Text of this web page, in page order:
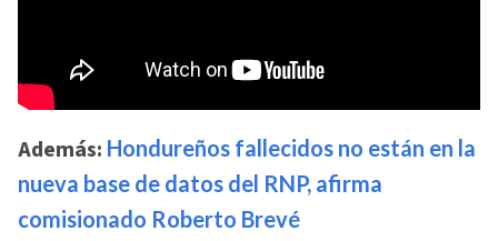
Además: Hondureños fallecidos no están en la
nueva base de datos del RNP, afirma
comisionado Roberto Brevé